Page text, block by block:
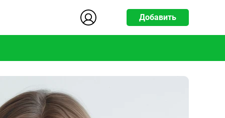
Добавить